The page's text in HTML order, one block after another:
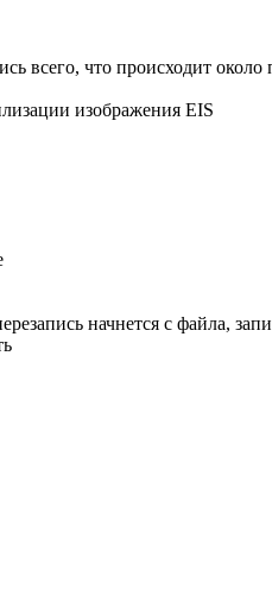
всего, что происходит
изображения EIS
начнется с файла,